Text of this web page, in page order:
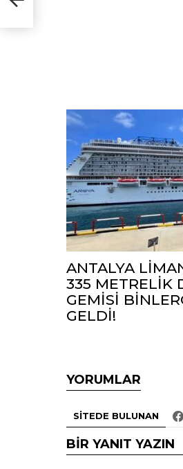
ANTALYA
335 METRELİK
GEMİSİ
GELDİ!
YORUMLAR
SITEDE BULUNAN
BIR YANIT YAZIN